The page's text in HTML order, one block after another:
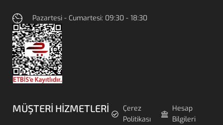
Pazartesi - Cumartesi: 09:30 - 18:30
MÜŞTERI HIZMETLERI
Çerez
Politikası
Hesap
Bilgileri